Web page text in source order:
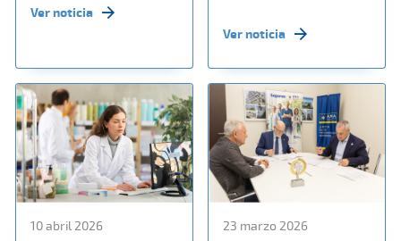
Ver noticia
Ver noticia
10 abril 2026 23 marzo 2026